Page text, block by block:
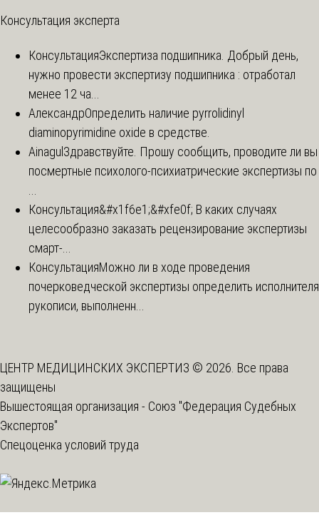
Консультация эксперта
КонсультацияЭкспертиза подшипника. Добрый день,
нужно провести экспертизу подшипника : отработал
менее 12 ча...
АлександрОпределить наличие pyrrolidinyl
diaminopyrimidine oxide в средстве.
Ainagul Здравствуйте. Прошу сообщить, проводите ли вы
посмертные психолого-психиатрические экспертизы по
...
Консультация&#x1f6e1;&#xfe0f; В каких случаях
целесообразно заказать рецензирование экспертизы
смарт-...
КонсультацияМожно ли в ходе проведения
почерковедческой экспертизы определить исполнителя
рукописи, выполненн...
ЦЕНТР МЕДИЦИНСКИХ ЭКСПЕРТИЗ © 2026. Все права
защищены
Вышестоящая организация - Союз "Федерация Судебных
Экспертов"
Спецоценка условий труда